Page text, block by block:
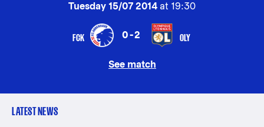
Tuesday 15/07 2014 at 19:30
FCK 0-2 OLY
See match
LATEST NEWS